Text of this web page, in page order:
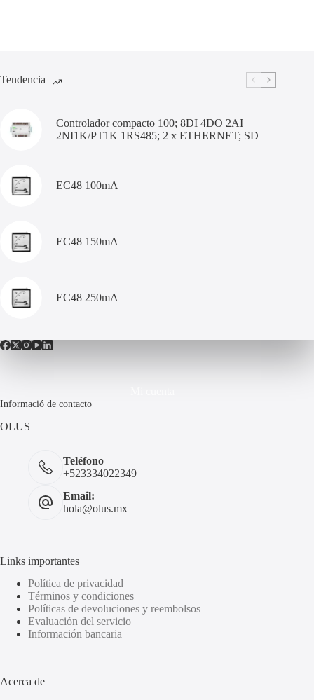
Tendencia
Controlador compacto 100; 8DI 4DO 2AI
2NI1K/PT1K 1RS485; 2 x ETHERNET; SD
EC48 100mA
EC48 150mA
EC48 250mA
Informació de contacto
OLUS
Teléfono
+523334022349
Email:
hola@olus.mx
Links importantes
Política de privacidad
Términos y condiciones
Políticas de devoluciones y reembolsos
Evaluación del servicio
Información bancaria
Acerca de